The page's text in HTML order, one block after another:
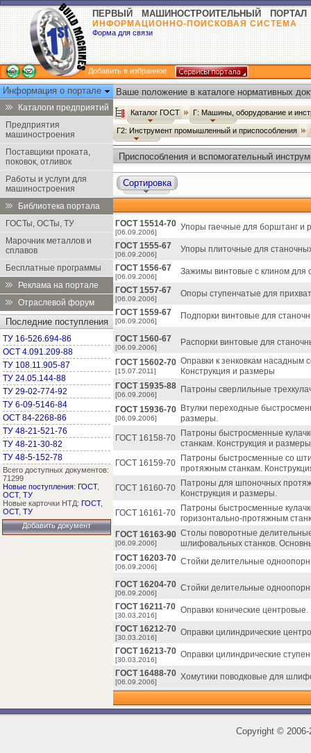
ПЕРВЫЙ МАШИНОСТРОИТЕЛЬНЫЙ ПОРТАЛ
ИНФОРМАЦИОННО-ПОИСКОВАЯ СИСТЕМА
Форма для связи
Добавить в избранное
Информация о портале
Каталоги предприятий
Предприятия
машиностроения
Поставщики проката,
поковок, отливок
Работы и услуги для
машиностроения
Библиотека портала
ГОСТы, ОСТы, ТУ
Марочник металлов и
сплавов
Бесплатные программы
Реклама на портале
Отраслевой форум
Последние поступления
ТУ 16-526.694-86
ОСТ 4.091.209-88
ТУ 108.11.905-87
ТУ 24.05.144-88
ТУ 29-02-774-92
ТУ 6-09-5146-84
ОСТ 84-2268-86
ТУ 48-21-521-76
ТУ 48-21-30-82
ТУ 48-5-152-78
Всего доступных документов:
71299
Новые поступления: ГОСТ,
ОСТ, ТУ
Новые карточки НТД: ГОСТ,
ОСТ, ТУ
Добавить документ
Ваше положение в каталоге нормативных
Каталог ГОСТ Г: Машины, оборудование и
Г2: Инструмент промышленный и приспособления
Приспособления и вспомогательный
Сортировка
ГОСТ 15514-70
[06.09.2006]
Упоры гаечные для борштанг и
ГОСТ 1555-67
[06.09.2006]
Упоры плиточные для
ГОСТ 1556-67
[06.09.2006]
Зажимы винтовые с клином для
ГОСТ 1557-67
[06.09.2006]
Опоры ступенчатые для
ГОСТ 1559-67
[06.09.2006]
Подпорки винтовые для
ГОСТ 1560-67
[06.09.2006]
Распорки винтовые для
ГОСТ 15602-70
[15.07.2011]
Оправки к зенковкам
Конструкция и размеры
ГОСТ 15935-88
[06.09.2006]
Патроны сверлильные
ГОСТ 15936-70
[06.09.2006]
Втулки переходные
размеры.
ГОСТ 16158-70
Патроны быстросменные
станкам. Конструкция и
ГОСТ 16159-70
Патроны быстросменные со
протяжным станкам.
ГОСТ 16160-70
Патроны для шпоночных
Конструкция и размеры.
ГОСТ 16161-70
Патроны быстросменные
горизонтально-протяжным
ГОСТ 16163-90
[06.09.2006]
Столы поворотные
шлифовальных станков.
ГОСТ 16203-70
[06.09.2006]
Стойки делительные
ГОСТ 16204-70
[06.09.2006]
Стойки делительные
ГОСТ 16211-70
[30.03.2016]
Оправки конические
ГОСТ 16212-70
[30.03.2016]
Оправки цилиндрические
ГОСТ 16213-70
[30.03.2016]
Оправки цилиндрические
ГОСТ 16488-70
[06.09.2006]
Хомутики поводковые для
Copyright ©